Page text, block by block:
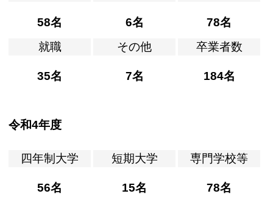
58名 6名
78名
就職
35名
その他
7名
卒業者数
184名
令和4年度
四年制大学
56名
短期大学
15名
専門学校等
78名